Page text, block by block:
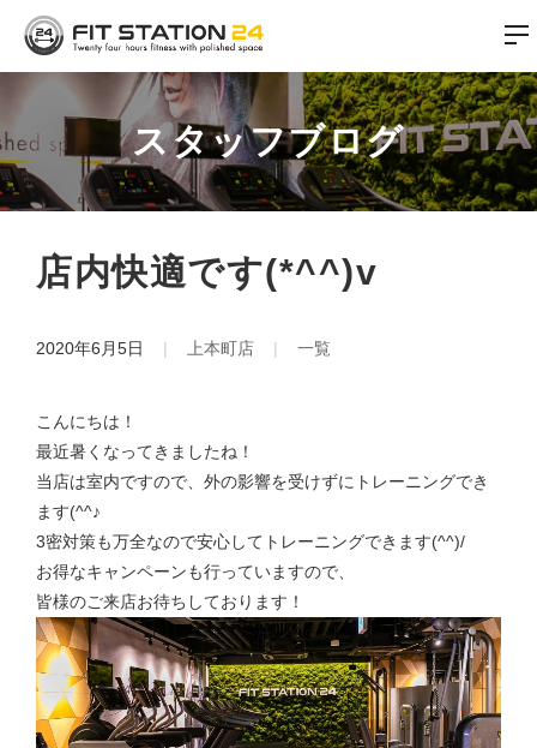
スタッフブログ
店内快適です(*^^)v
2020年6月5日 上本町店 一覧
こんにちは！
最近暑くなってきましたね！
当店は室内ですので、外の影響を受けずにトレーニングでき
ます(^^♪
3密対策も万全なので安心してトレーニングできます(^^)/
お得なキャンペーンも行っていますので、
皆様のご来店お待ちしております！